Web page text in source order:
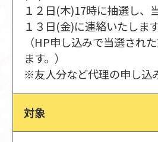
１２日(木)17時に抽選し、
１３日(金)に連絡いたします
（HP申し込みで当選され
ます。）
※友人分など代理の申し込
対象